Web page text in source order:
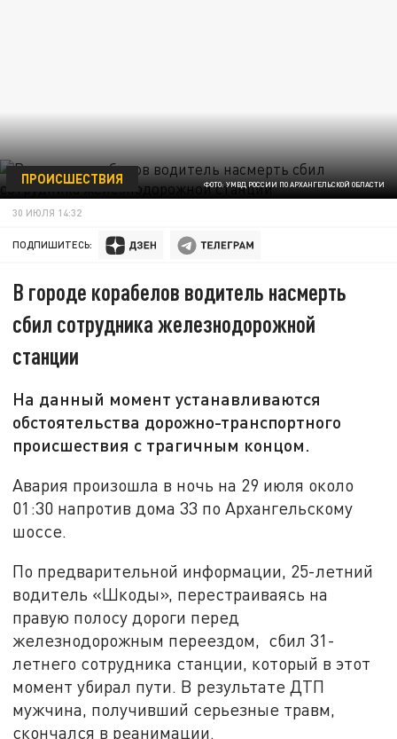
ФОТО: УМВД РОССИИ ПО АРХАНГЕЛЬСКОЙ ОБЛАСТИ
ПРОИСШЕСТВИЯ
30 ИЮЛЯ 14:32
ПОДПИШИТЕСЬ:
В городе корабелов водитель насмерть
сбил сотрудника железнодорожной
станции
На данный момент устанавливаются
обстоятельства дорожно-транспортного
происшествия с трагичным концом.
Авария произошла в ночь на 29 июля около
01:30 напротив дома 33 по Архангельскому
шоссе.
По предварительной информации, 25-летний
водитель «Шкоды», перестраиваясь на
правую полосу дороги перед
железнодорожным переездом, сбил 31-
летнего сотрудника станции, который в этот
момент убирал пути. В результате ДТП
мужчина, получивший серьезные травм,
скончался в реанимации.